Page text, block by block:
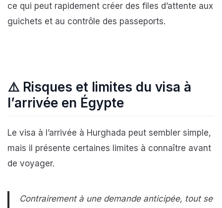
ce qui peut rapidement créer des files d’attente aux
guichets et au contrôle des passeports.
⚠️ Risques et limites du visa à
l’arrivée en Égypte
Le visa à l’arrivée à Hurghada peut sembler simple,
mais il présente certaines limites à connaître avant
de voyager.
Contrairement à une demande anticipée, tout se